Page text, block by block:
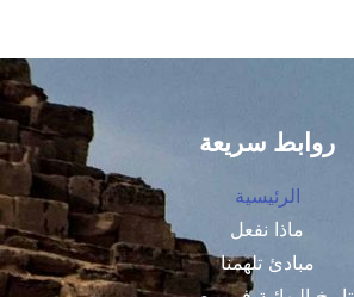
روابط سريعة
الرئيسية
ماذا نفعل
مبادئ تلهمنا